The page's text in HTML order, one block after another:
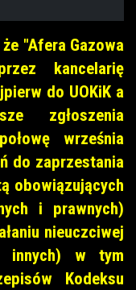
"Afera Gazowa
kancelarię
do UOKiK a
zgłoszenia
września
do zaprzestania
obowiązujących
i prawnych)
nieuczciwej
innych) w tym
Kodeksu